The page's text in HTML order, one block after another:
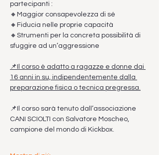
partecipanti :
🔸Maggior consapevolezza di sé
🔸Fiducia nelle proprie capacità
🔸Strumenti per la concreta possibilità di
sfuggire ad un’aggressione
📌Il corso è adatto a ragazze e donne dai
16 anni in su, indipendentemente dalla
preparazione fisica o tecnica pregressa.
📌Il corso sarà tenuto dall’associazione
CANI SCIOLTI con Salvatore Moscheo,
campione del mondo di Kickbox.